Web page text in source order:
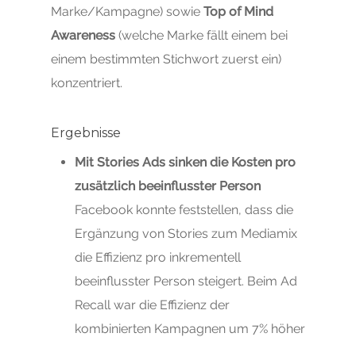
Marke/Kampagne) sowie Top of Mind
Awareness (welche Marke fällt einem bei
einem bestimmten Stichwort zuerst ein)
konzentriert.
Ergebnisse
Mit Stories Ads sinken die Kosten pro
zusätzlich beeinflusster Person
Facebook konnte feststellen, dass die
Ergänzung von Stories zum Mediamix
die Effizienz pro inkrementell
beeinflusster Person steigert. Beim Ad
Recall war die Effizienz der
kombinierten Kampagnen um 7% höher